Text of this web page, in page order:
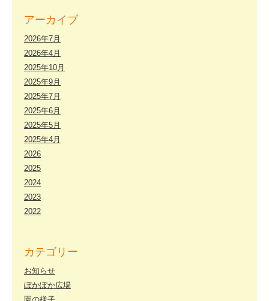
アーカイブ
2026年7月
2026年4月
2025年10月
2025年9月
2025年7月
2025年6月
2025年5月
2025年4月
2026
2025
2024
2023
2022
カテゴリー
お知らせ
ぽかぽか広場